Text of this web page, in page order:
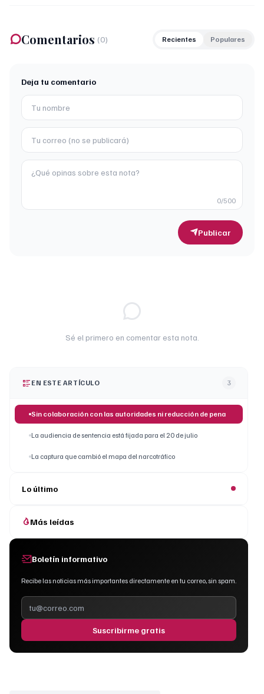
Comentarios (0) Recientes Populares
Deja tu comentario
0/500
Publicar
Sé el primero en comentar esta nota.
EN ESTE ARTÍCULO 3
Sin colaboración con las autoridades ni reducción de pena
La audiencia de sentencia está fijada para el 20 de julio
La captura que cambió el mapa del narcotráfico
Lo último
Más leídas
Boletín informativo
Recibe las noticias más importantes directamente en tu correo, sin spam.
Suscribirme gratis